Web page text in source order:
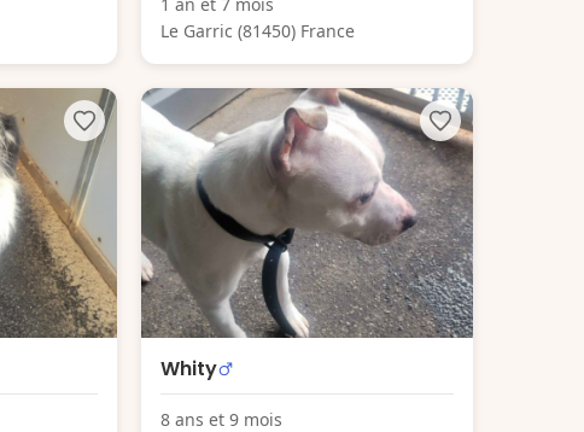
Le Garric (81450) France
Whity
8 ans et 9 mois